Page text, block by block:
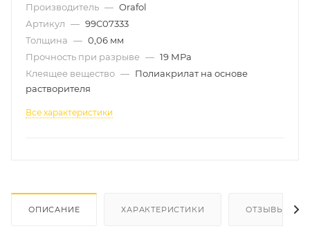
Производитель — Orafol
Артикул — 99C07333
Толщина — 0,06 мм
Прочность при разрыве — 19 МРа
Клеящее вещество — Полиакрилат на основе
растворителя
Все характеристики
ОПИСАНИЕ ХАРАКТЕРИСТИКИ ОТЗЫВЫ